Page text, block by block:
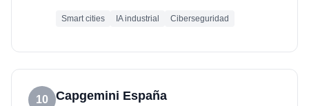
Smart cities IA industrial Ciberseguridad
10 Capgemini España